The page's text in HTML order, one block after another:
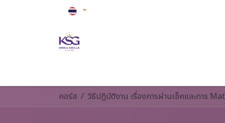
คอร์ส